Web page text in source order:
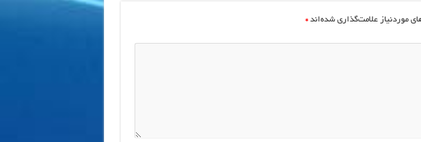
موردنیاز علامت‌گذاری شده‌اند*